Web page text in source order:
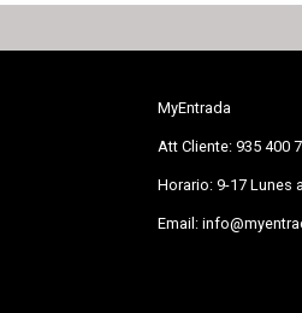
MyEntrada
Att Cliente: 935 400
Horario: 9-17 Lunes
Email: